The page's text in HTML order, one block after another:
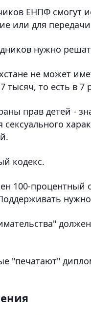
ЕНПФ смогут
или для
нужно
не может
то есть в 7
прав детей -
сексуального
кодекс.
100-процентный
"печатают"